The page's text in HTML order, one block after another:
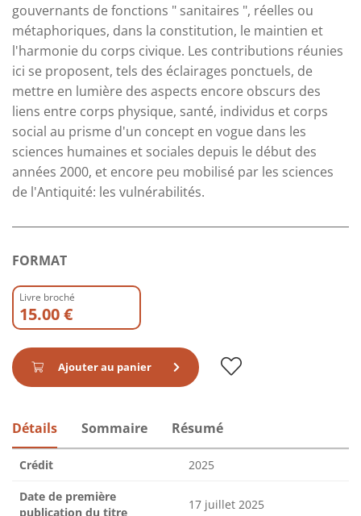
gouvernants de fonctions " sanitaires ", réelles ou
métaphoriques, dans la constitution, le maintien et
l'harmonie du corps civique. Les contributions réunies
ici se proposent, tels des éclairages ponctuels, de
mettre en lumière des aspects encore obscurs des
liens entre corps physique, santé, individus et corps
social au prisme d'un concept en vogue dans les
sciences humaines et sociales depuis le début des
années 2000, et encore peu mobilisé par les sciences
de l'Antiquité: les vulnérabilités.
FORMAT
Livre broché
15.00 €
Ajouter au panier
Détails Sommaire Résumé
Crédit 2025
Date de première
publication du titre
17 juillet 2025